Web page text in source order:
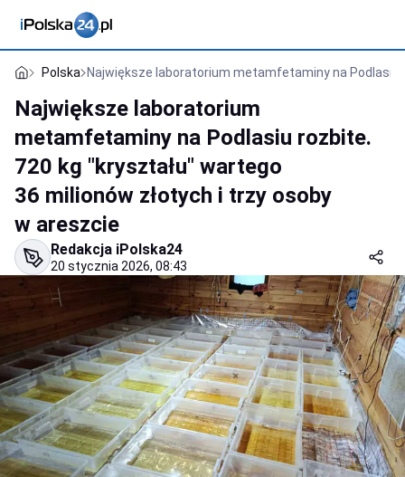
Polska Największe laboratorium metamfetaminy na Podlasiu
Największe laboratorium
metamfetaminy na Podlasiu rozbite.
720 kg "kryształu" wartego
36 milionów złotych i trzy osoby
w areszcie
Redakcja iPolska24
20 stycznia 2026, 08:43